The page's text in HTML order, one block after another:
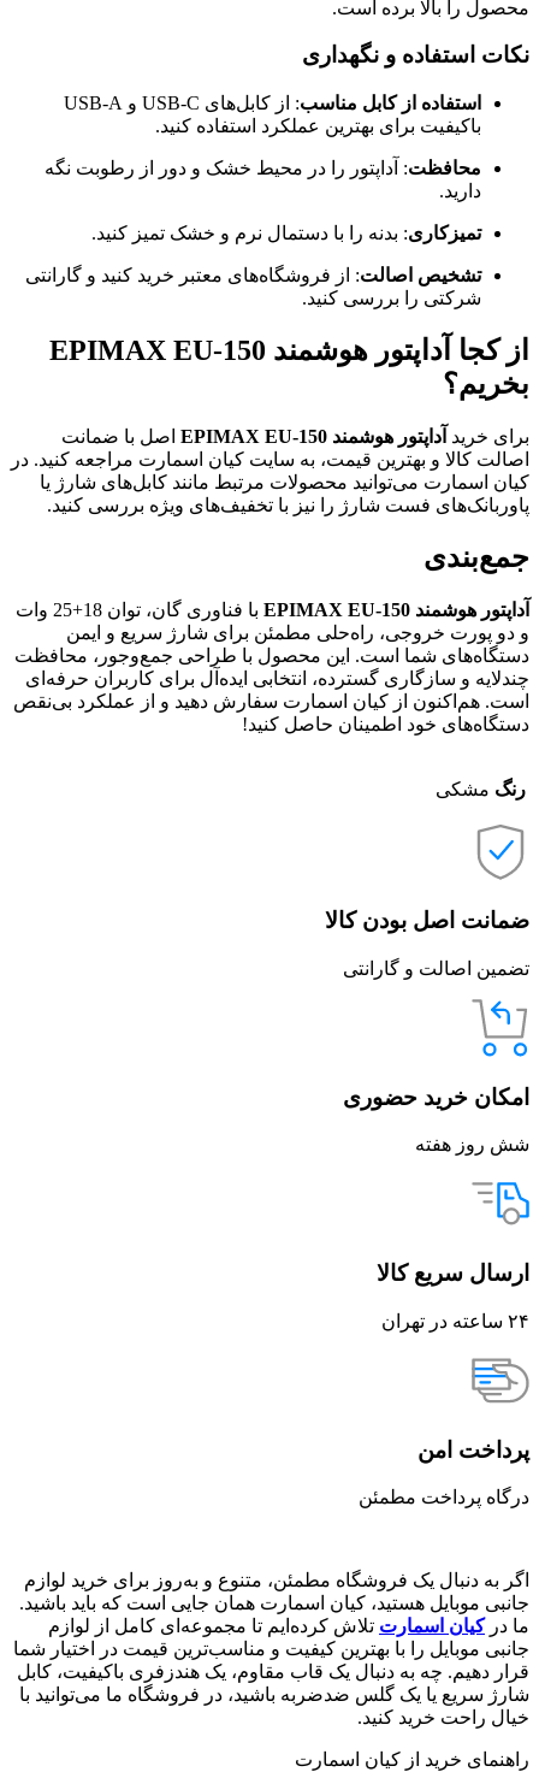
محصول را بالا برده است.
نکات استفاده و نگهداری
استفاده از کابل مناسب
: از کابل‌های USB-C و USB-A
باکیفیت برای بهترین عملکرد استفاده کنید.
محافظت: آداپتور را در محیط خشک و دور از رطوبت نگه
دارید.
تمیزکاری: بدنه را با دستمال نرم و خشک تمیز کنید.
تشخیص اصالت: از فروشگاه‌های معتبر خرید کنید و گارانتی
شرکتی را بررسی کنید.
از کجا آداپتور هوشمند EPIMAX EU-150
بخریم؟
برای خرید آداپتور هوشمند EPIMAX EU-150
اصل با ضمانت
اصالت کالا و بهترین قیمت، به سایت کیان اسمارت مراجعه کنید. در
کیان اسمارت می‌توانید محصولات مرتبط مانند کابل‌های شارژ یا
پاوربانک‌های فست شارژ را نیز با تخفیف‌های ویژه بررسی کنید.
جمع‌بندی
آداپتور هوشمند EPIMAX EU-150
با فناوری گان، توان 18+25 وات
و دو پورت خروجی، راه‌حلی مطمئن برای شارژ سریع و ایمن
دستگاه‌های شما است. این محصول با طراحی جمع‌وجور، محافظت
چندلایه و سازگاری گسترده، انتخابی ایده‌آل برای کاربران حرفه‌ای
است. هم‌اکنون از کیان اسمارت سفارش دهید و از عملکرد بی‌نقص
دستگاه‌های خود اطمینان حاصل کنید!
رنگ مشکی
ضمانت اصل بودن کالا
تضمین اصالت و گارانتی
امکان خرید حضوری
شش روز هفته
ارسال سریع کالا
۲۴ ساعته در تهران
پرداخت امن
درگاه پرداخت مطمئن
اگر به دنبال یک فروشگاه مطمئن، متنوع و به‌روز برای خرید لوازم
جانبی موبایل هستید، کیان اسمارت همان جایی است که باید باشید.
ما درکیان اسمارت تلاش کرده‌ایم تا مجموعه‌ای کامل از لوازم
جانبی موبایل را با بهترین کیفیت و مناسب‌ترین قیمت در اختیار شما
قرار دهیم. چه به دنبال یک قاب مقاوم، یک هندزفری باکیفیت، کابل
شارژ سریع یا یک گلس ضدضربه باشید، در فروشگاه ما می‌توانید با
خیال راحت خرید کنید.
راهنمای خرید از کیان اسمارت